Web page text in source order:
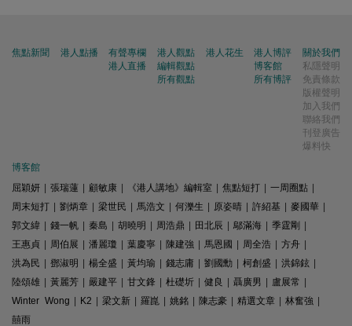
焦點新聞 港人點播
有聲專欄
港人直播
港人觀點
編輯觀點
所有觀點
港人花生
港人博評
博客館
所有博評
關於我們
私隱聲明
免責條款
版權聲明
加入我們
聯絡我們
刊登廣告
爆料快
博客館
屈穎妍
張瑞蓮 顧敏康 《港人講地》編輯室 焦點短打 一周圈點
周末短打
劉炳章 梁世民 馬浩文 何濼生 原姿晴 許紹基 麥國華
郭文緯
錢一帆 秦島 胡曉明 周浩鼎 田北辰 鄔滿海 季霆剛
王惠貞
周伯展 潘麗瓊 葉慶寧 陳建強 馬恩國 周全浩 方舟
洪為民
鄧淑明 楊全盛 黃均瑜 錢志庸 劉國勳 柯創盛 洪錦鉉
陸頌雄
黃麗芳 嚴建平 甘文鋒 杜礎圻 健良 聶廣男 盧展常
Winter Wong
K2 梁文新 羅崑 姚銘 陳志豪 精選文章 林奮強
囍雨